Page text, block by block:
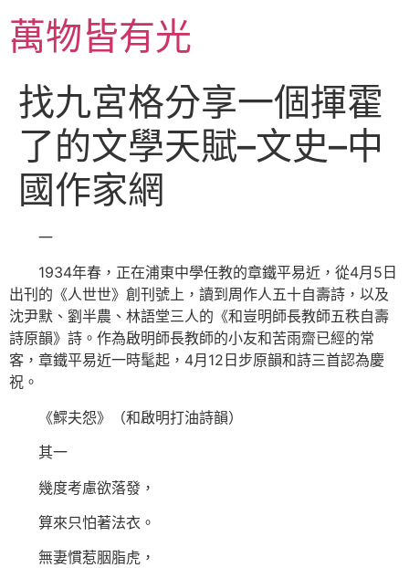
主萬物皆有光
找九宮格分享一個揮霍
了的文學天賦–文史–中
國作家網
一
1934年春，正在浦東中學任教的章鐵平易近，從4月5日
出刊的《人世世》創刊號上，讀到周作人五十自壽詩，以及
沈尹默、劉半農、林語堂三人的《和豈明師長教師五秩自壽
詩原韻》詩。作為啟明師長教師的小友和苦雨齋已經的常
客，章鐵平易近一時髦起，4月12日步原韻和詩三首認為慶
祝。
《鰥夫怨》（和啟明打油詩韻）
其一
幾度考慮欲落發，
算來只怕著法衣。
無妻慣惹胭脂虎，